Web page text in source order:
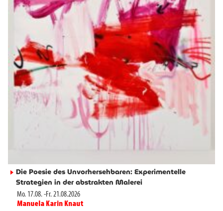
► Die Poesie des Unvorhersehbaren: Experimentelle
Strategien in der abstrakten Malerei
Mo. 17.08.-Fr. 21.08.2026
Manuela Karin Knaut